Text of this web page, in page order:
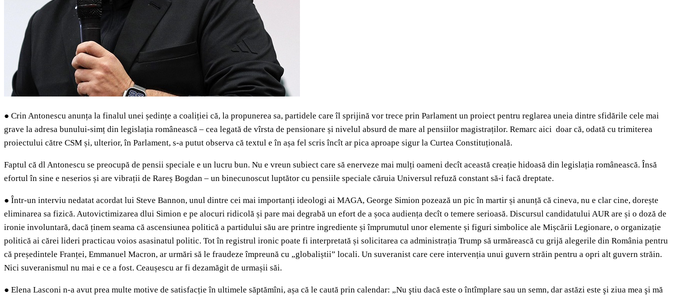
● Crin Antonescu anunța la finalul unei ședințe a coaliției că, la propunerea sa, partidele care îl sprijină vor trece prin Parlament un proiect pentru reglarea uneia dintre sfidările cele mai
grave la adresa bunului-simț din legislația românească – cea legată de vîrsta de pensionare și nivelul absurd de mare al pensiilor magistraților. Remarc aici doar că, odată cu trimiterea
proiectului către CSM și, ulterior, în Parlament, s-a putut observa că textul e în așa fel scris încît ar pica aproape sigur la Curtea Constituțională.
Faptul că dl Antonescu se preocupă de pensii speciale e un lucru bun. Nu e vreun subiect care să enerveze mai mulți oameni decît această creație hidoasă din legislația românească. Însă
efortul în sine e neserios și are vibrații de Rareș Bogdan – un binecunoscut luptător cu pensiile speciale căruia Universul refuză constant să-i facă dreptate.
● Într-un interviu nedatat acordat lui Steve Bannon, unul dintre cei mai importanți ideologi ai MAGA, George Simion pozează un pic în martir și anunță că cineva, nu e clar cine, dorește
eliminarea sa fizică. Autovictimizarea dlui Simion e pe alocuri ridicolă și pare mai degrabă un efort de a șoca audiența decît o temere serioasă. Discursul candidatului AUR are și o doză de
ironie involuntară, dacă ținem seama că ascensiunea politică a partidului său are printre ingrediente și împrumutul unor elemente și figuri simbolice ale Mișcării Legionare, o organizație
politică ai cărei lideri practicau voios asasinatul politic. Tot în registrul ironic poate fi interpretată și solicitarea ca administrația Trump să urmărească cu grijă alegerile din România pentru
că președintele Franței, Emmanuel Macron, ar urmări să le fraudeze împreună cu „globaliștii” locali. Un suveranist care cere intervenția unui guvern străin pentru a opri alt guvern străin.
Nici suveranismul nu mai e ce a fost. Ceaușescu ar fi dezamăgit de urmașii săi.
● Elena Lasconi n-a avut prea multe motive de satisfacție în ultimele săptămîni, așa că le caută prin calendar: „Nu ştiu dacă este o întîmplare sau un semn, dar astăzi este şi ziua mea şi mă